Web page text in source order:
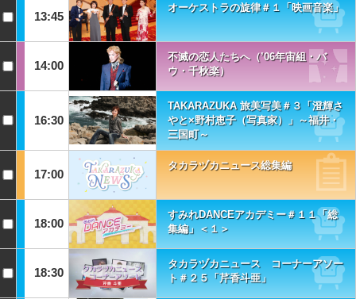
13:45
オーケストラの旋律＃１「映画音楽」
14:00
不滅の恋人たちへ（’06年宙組・バ
ウ・千秋楽）
16:30
TAKARAZUKA 旅美写美＃３「澄輝さ
やと×野村恵子（写真家）」～福井・
三国町～
17:00
タカラヅカニュース総集編
18:00
すみれDANCEアカデミー＃１１「総
集編」＜１＞
18:30
タカラヅカニュース コーナーアソー
ト＃２５「芹香斗亜」